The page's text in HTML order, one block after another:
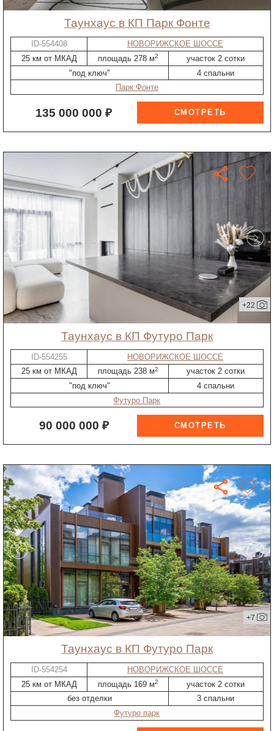
таунхаус в КП Парк Фонте
ID-554408
НОВОРИЖСКОЕ ШОССЕ
25 км от МКАД
площадь 278 м2
участок 2 сотки
"под ключ"
4 спальни
Парк Фонте
135 000 000 ₽
+22
таунхаус в КП Футуро Парк
ID-554255
НОВОРИЖСКОЕ ШОССЕ
25 км от МКАД
площадь 238 м2
участок 2 сотки
"под ключ"
4 спальни
Футуро Парк
90 000 000 ₽
+7
таунхаус в КП Футуро Парк
ID-554254
НОВОРИЖСКОЕ ШОССЕ
25 км от МКАД
площадь 169 м2
участок 2 сотки
без отделки
3 спальни
Футуро парк